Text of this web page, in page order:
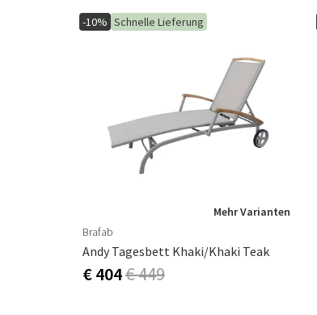
-10% Schnelle Lieferung
Mehr Varianten
Brafab
Andy Tagesbett Khaki/khaki Teak
€ 404€ 449